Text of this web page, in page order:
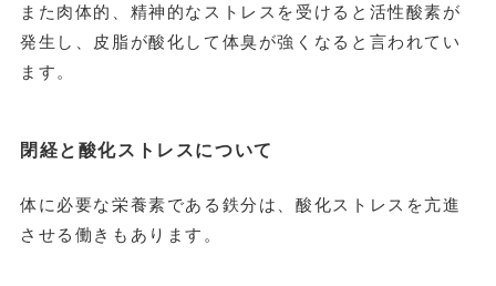
また肉体的、精神的なストレスを受けると活性酸素が
発生し、皮脂が酸化して体臭が強くなると言われてい
ます。
閉経と酸化ストレスについて
体に必要な栄養素である鉄分は、酸化ストレスを亢進
させる働きもあります。